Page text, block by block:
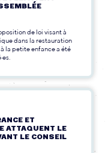
de loi visant à
dans la restauration
la petite enfance a été
ET
ATTAQUENT LE
LE CONSEIL